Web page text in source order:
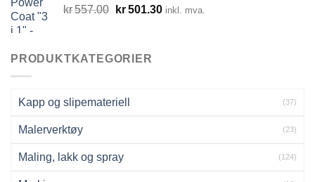
kr557.00 Opprinnelig
kr557.00.
kr501.30Nåværende
inkl. mva.
PRODUKTKATEGORIER
Kapp og slipemateriell (37)
Malerverktøy (23)
Maling, lakk og spray (124)